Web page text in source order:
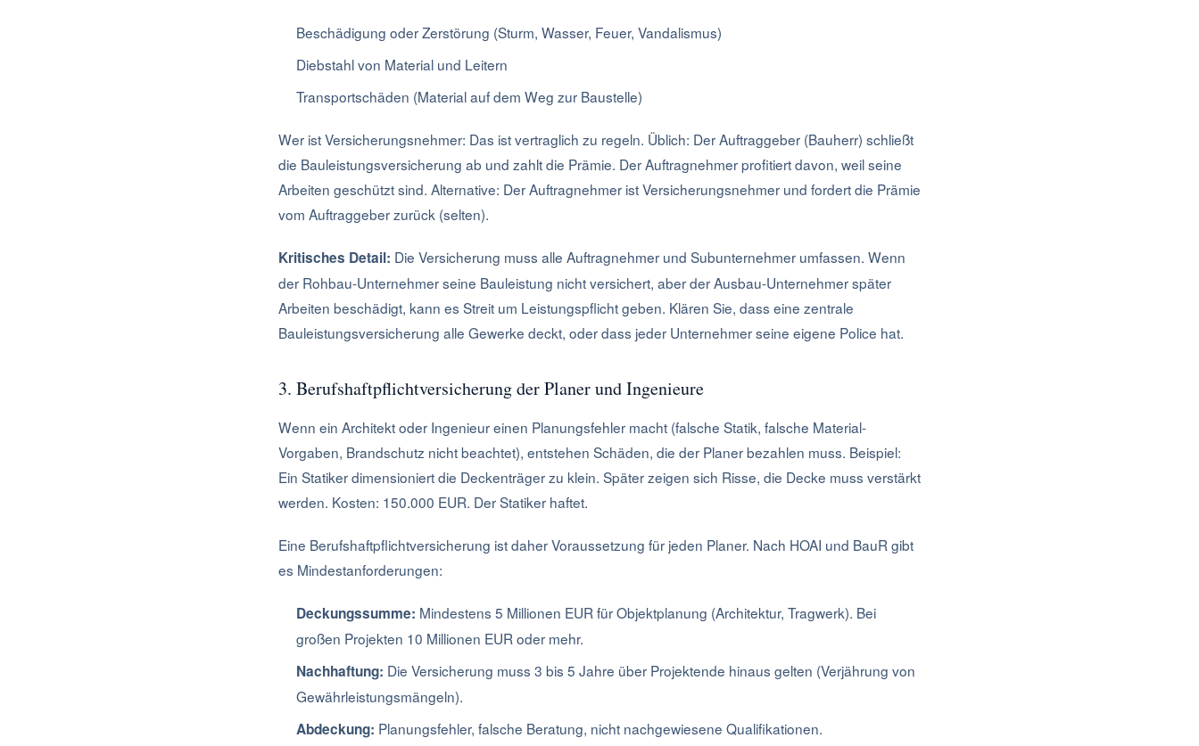
Beschädigung oder Zerstörung (Sturm, Wasser, Feuer, Vandalismus)
Diebstahl von Material und Leitern
Transportschäden (Material auf dem Weg zur Baustelle)
Wer ist Versicherungsnehmer: Das ist vertraglich zu regeln. Üblich: Der Auftraggeber (Bauherr) schließt
die Bauleistungsversicherung ab und zahlt die Prämie. Der Auftragnehmer profitiert davon, weil seine
Arbeiten geschützt sind. Alternative: Der Auftragnehmer ist Versicherungsnehmer und fordert die Prämie
vom Auftraggeber zurück (selten).
Kritisches Detail: Die Versicherung muss alle Auftragnehmer und Subunternehmer umfassen. Wenn
der Rohbau-Unternehmer seine Bauleistung nicht versichert, aber der Ausbau-Unternehmer später
Arbeiten beschädigt, kann es Streit um Leistungspflicht geben. Klären Sie, dass eine zentrale
Bauleistungsversicherung alle Gewerke deckt, oder dass jeder Unternehmer seine eigene Police hat.
3. Berufshaftpflichtversicherung der Planer und Ingenieure
Wenn ein Architekt oder Ingenieur einen Planungsfehler macht (falsche Statik, falsche Material-
Vorgaben, Brandschutz nicht beachtet), entstehen Schäden, die der Planer bezahlen muss. Beispiel:
Ein Statiker dimensioniert die Deckenträger zu klein. Später zeigen sich Risse, die Decke muss verstärkt
werden. Kosten: 150.000 EUR. Der Statiker haftet.
Eine Berufshaftpflichtversicherung ist daher Voraussetzung für jeden Planer. Nach HOAI und BauR gibt
es Mindestanforderungen:
Deckungssumme: Mindestens 5 Millionen EUR für Objektplanung (Architektur, Tragwerk). Bei
großen Projekten 10 Millionen EUR oder mehr.
Nachhaftung: Die Versicherung muss 3 bis 5 Jahre über Projektende hinaus gelten (Verjährung von
Gewährleistungsmängeln).
Abdeckung: Planungsfehler, falsche Beratung, nicht nachgewiesene Qualifikationen.